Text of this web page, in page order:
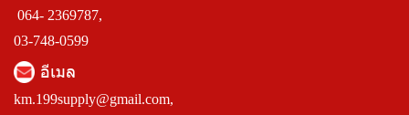
064- 2369787,
03-748-0599
อีเมล
km.199supply@gmail.com,